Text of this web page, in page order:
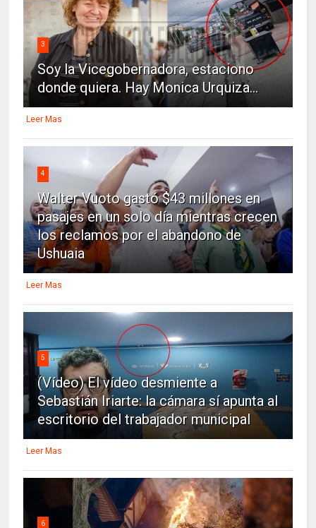
3
Soy la Vicegobernadora, estaciono
donde quiera. Hay Monica Urquiza...
Leer Mas
4
Walter Vuoto gastó $43 millones en
pasajes en un solo día mientras crecen
los reclamos por el abandono de
Ushuaia
Leer Mas
5
(Vídeo) El vídeo desmiente a
Sebastián Iriarte: la cámara sí apunta al
escritorio del trabajador municipal
Leer Mas
6